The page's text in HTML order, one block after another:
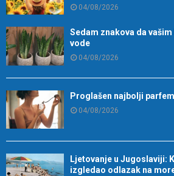
04/08/2026
Sedam znakova da
vode
04/08/2026
Proglašen najbolji
04/08/2026
Ljetovanje u Jugoslaviji:
izgledao odlazak na